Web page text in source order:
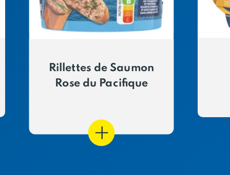
Rillettes de Saumon
Rose du Pacifique